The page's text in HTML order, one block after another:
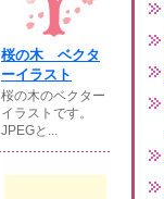
桜の木 ベクタ
ーイラスト
桜の木のベクター
イラストです。
JPEGと...